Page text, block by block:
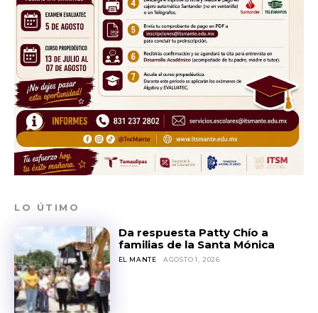
LO ÚTIMO
Da respuesta Patty Chío a
familias de la Santa Mónica
EL MANTE AGOSTO 1, 2026